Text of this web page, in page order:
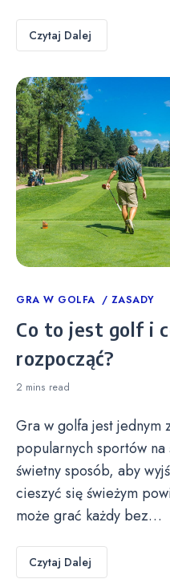
Czytaj Dalej
Categories
GRA W GOLFA ZASADY
Co to jest golf i
rozpocząć?
2 mins read
Gra w golfa jest jednym
popularnych sportów na
świetny sposób, aby
cieszyć się świeżym
może grać każdy bez…
Czytaj Dalej